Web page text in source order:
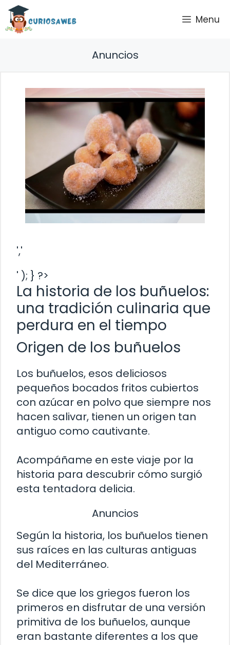
Saltar
contenido
Menu
Anuncios
','
' ); } ?>
La historia de los buñuelos:
una tradición culinaria que
perdura en el tiempo
Origen de los buñuelos
Los buñuelos, esos deliciosos
pequeños bocados fritos cubiertos
con azúcar en polvo que siempre nos
hacen salivar, tienen un origen tan
antiguo como cautivante.
Acompáñame en este viaje por la
historia para descubrir cómo surgió
esta tentadora delicia.
Anuncios
Según la historia, los buñuelos tienen
sus raíces en las culturas antiguas
del Mediterráneo.
Se dice que los griegos fueron los
primeros en disfrutar de una versión
primitiva de los buñuelos, aunque
eran bastante diferentes a los que